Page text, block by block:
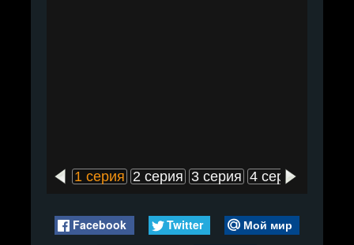
1 серия 2 серия 3 серия 4 серия
Facebook Twitter
Мой мир